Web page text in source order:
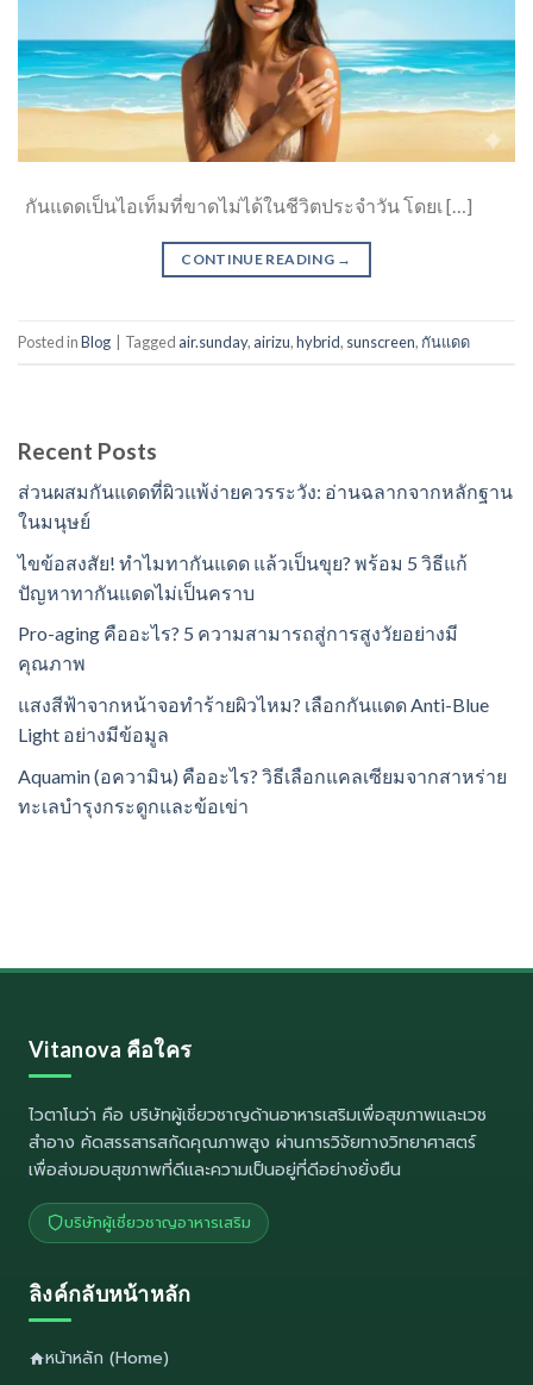
กันแดดเป็นไอเท็มที่ขาดไม่ได้ในชีวิตประจำวัน โดยเ […]
CONTINUE READING →
Posted inBlog Tagged air.sunday, airizu,hybrid, sunscreen, กันแดด
Recent Posts
ส่วนผสมกันแดดที่ผิวแพ้ง่ายควรระวัง: อ่านฉลากจากหลักฐาน
ในมนุษย์
ไขข้อสงสัย! ทำไมทากันแดด แล้วเป็นขุย? พร้อม 5 วิธีแก้
ปัญหาทากันแดดไม่เป็นคราบ
Pro-aging คืออะไร? 5 ความสามารถสู่การสูงวัยอย่างมี
คุณภาพ
แสงสีฟ้าจากหน้าจอทำร้ายผิวไหม? เลือกกันแดด Anti-Blue
Light อย่างมีข้อมูล
Aquamin (อความิน) คืออะไร? วิธีเลือกแคลเซียมจากสาหร่าย
ทะเลบำรุงกระดูกและข้อเข่า
Vitanova คือใคร
ไวตาโนว่า คือ บริษัทผู้เชี่ยวชาญด้านอาหารเสริมเพื่อสุขภาพและเวช
สำอาง คัดสรรสารสกัดคุณภาพสูง ผ่านการวิจัยทางวิทยาศาสตร์
เพื่อส่งมอบสุขภาพที่ดีและความเป็นอยู่ที่ดีอย่างยั่งยืน
บริษัทผู้เชี่ยวชาญอาหารเสริม
ลิงค์กลับหน้าหลัก
หน้าหลัก (Home)